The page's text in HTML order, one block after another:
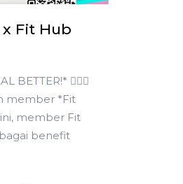
x Fit Hub
BETTER!* 🏋️‍♂️💙
member *Fit
member Fit
benefit